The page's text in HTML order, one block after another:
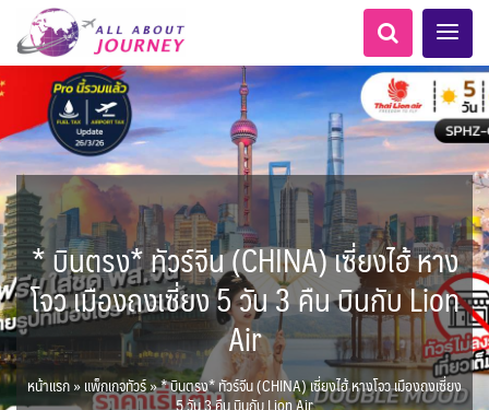
LKA ศรีลังกา AFG อัฟกานิสถาน 0
LKA ศรีลังกา + BGD บังคลา
ศ
0
เอเชียกลาง
BTN ภูฏาน 2
BRN บรูไน 0 KHM กัมพูชา 0
จีน 282 HKG ฮ่องกง - มาเก๊า 10
แอลเบเนีย - Albania 0 Balkan บอลข่าน 1
สวิตเซอร์แลนด์ เยอรมนี
ฝรั่งเศส
MNE มอนเตเนโกร 1 ล่าแสงเหนือ-ใต้ 11
Baltic บอลติก 4 ยุโรปตะวันออก 12
อเมริกาใต้ 8 อเมริกากลาง 1
ARG อาร์เจนตินา 3
CUB คิวบา 0 CAN แคนาดา
CHL ชิลี 3 ECU เอกวาดอร์ 0
PER เปรู 2 USA สหรัฐอเมริกา 6
ทัวร์ ล่องเรือสำราญยุโรป 5 ทัวร์ ล่องเรือสำราญอลาสก้า
1
ทัวร์ ล่องเรือสำราญอเมริกา
1
ทัวร์ ล่องเรือสำราญเอเชีย 0
ทัวร์ ล่องเรือสำราญประเท
ศอื่นๆ
5
โมร็อคโค - Morocco 6 นิวซีแลนด์ - New Zealand
11
แทนซาเนีย - Tanzania แอฟริกาใต้ - South Africa
3
นามิเบีย - Namibia 1 เคนย่า - Kenya 2
ล่องเรือดินเนอร์ วันวาเลนไทน์
22
ล่องเรือดินเนอร์วันลอยกระทง
18
ล่องเรือดินเนอร์วันปีใหม่ เรือรอบกลางวัน กทม. 2
ล่องเรือดินเนอร์แม่น้ำ
ล่องเรือโปรแกรมอยุธยา 9
ล่องเรือ รอบ Sunset 14
ล่องเรือเหมาลำ / เหมาชั้น /
อยอร์ช / Speed Boat ส่วนตัวทั่ว
ะเทศ
255
เรือยอร์ช / Speed Boat ฯลฯ
บ Join ทั่วประเทศ
ตั๋วสวนสนุก 0 บุฟเฟต์โรงแรม/ร้านอาหาร 2
บุฟเฟต์ใบหยก ไทยบัสฟู้ดทัวร์ 1
ตั๋วเรือ Hop-on Hop-off 0
โปรแกรมทัวร์ทั่วไทย 0 แต่งชุดไทยถ่ายรูปวัดอรุณฯ
1
พิเศษ! ล่องเรือเทศกาลชมพลุ
ห้องพักราคาพิเศษ 3
ข่าวที่น่าสนใจ
* บินตรง* ทัวร์จีน (CHINA) เซี่ยงไฮ้ หาง
โจว เมืองถงเซี่ยง 5 วัน 3 คืน บินกับ Lion
Air
หน้าแรก»แพ็กเกจทัวร์»* บินตรง* ทัวร์จีน (CHINA) เซี่ยงไฮ้ หางโจว เมืองถงเซี่ยง
5 วัน 3 คืน บินกับ Lion Air